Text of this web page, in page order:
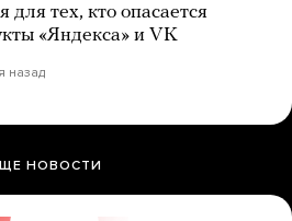
для тех, кто опасается
«Яндекса» и VK
назад
НОВОСТИ